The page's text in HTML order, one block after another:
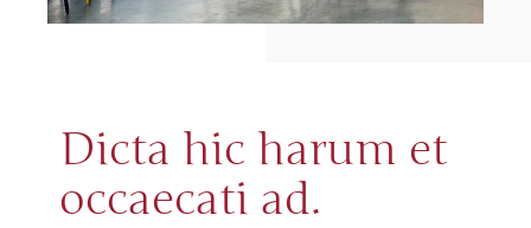
Dicta hic harum et
occaecati ad.